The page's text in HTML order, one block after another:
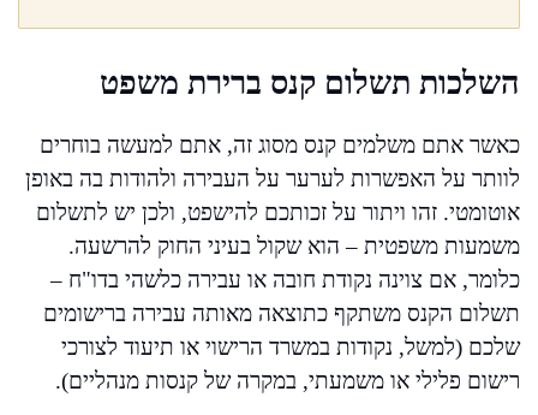
השלכות תשלום קנס ברירת משפט
כאשר אתם משלמים קנס מסוג זה, אתם למעשה בוחרים
לוותר על האפשרות לערער על העבירה ולהודות בה באופן
אוטומטי. זהו ויתור על זכותכם להישפט, ולכן יש לתשלום
משמעות משפטית – הוא שקול בעיני החוק להרשעה.
כלומר, אם צוינה נקודת חובה או עבירה כלשהי בדו"ח –
תשלום הקנס משתקף כתוצאה מאותה עבירה ברישומים
שלכם (למשל, נקודות במשרד הרישוי או תיעוד לצורכי
רישום פלילי או משמעתי, במקרה של קנסות מנהליים).